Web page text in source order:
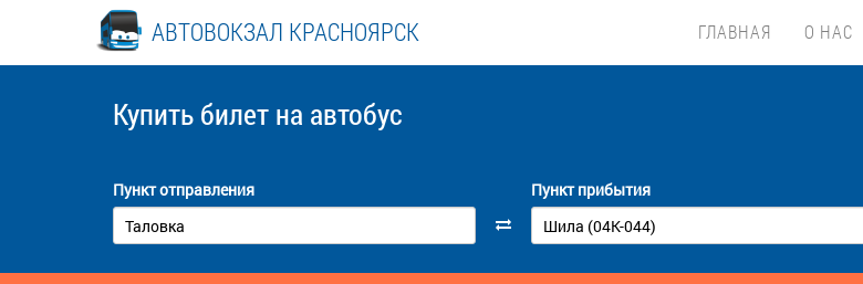
АВТОВОКЗАЛ КРАСНОЯРСК ГЛАВНАЯ О НАС
Купить билет на автобус
Пункт отправления Пункт прибытия